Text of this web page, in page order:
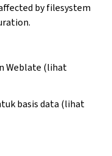
by filesystem
Weblate (lihat
basis data (lihat